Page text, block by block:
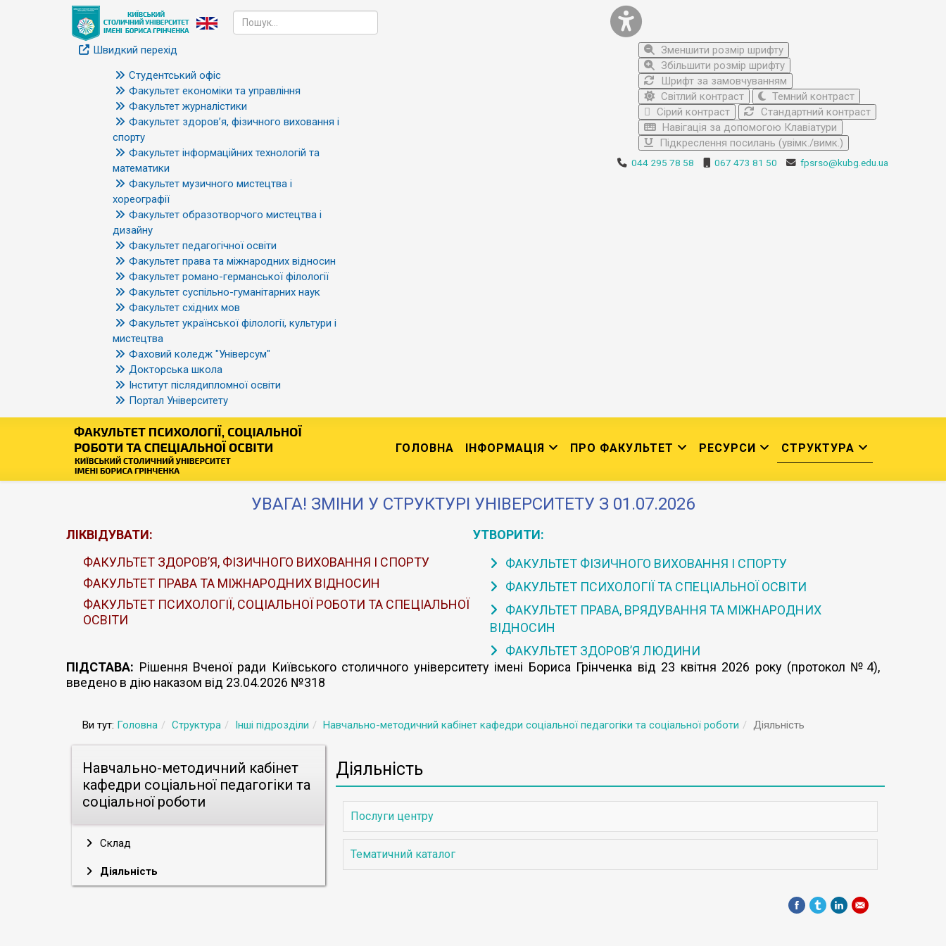
Швидкий перехід
Студентський офіс
Факультет економіки та управління
Факультет журналістики
Факультет здоров’я, фізичного виховання і
спорту
Факультет інформаційних технологій та
математики
Факультет музичного мистецтва і
хореографії
Факультет образотворчого мистецтва і
дизайну
Факультет педагогічної освіти
Факультет права та міжнародних відносин
Факультет романо-германської філології
Факультет суспільно-гуманітарних наук
Факультет східних мов
Факультет української філології, культури і
мистецтва
Фаховий коледж "Універсум"
Докторська школа
Інститут післядипломної освіти
Портал Університету
Зменшити розмір шрифту
Збільшити розмір шрифту
Шрифт за замовчуванням
Світлий контраст
Темний контраст
Сірий контраст
Стандартний контраст
Навігація за допомогою Клавіатури
Підкреслення посилань (увімк./вимк.)
044 295 78 58 067 473 81 50 fpsrso@kubg.edu.ua
ГОЛОВНА ІНФОРМАЦІЯ ПРО ФАКУЛЬТЕТ РЕСУРСИ СТРУКТУРА
УВАГА! ЗМІНИ У СТРУКТУРІ УНІВЕРСИТЕТУ З 01.07.2026
ЛІКВІДУВАТИ:
ФАКУЛЬТЕТ ЗДОРОВ’Я, ФІЗИЧНОГО ВИХОВАННЯ І СПОРТУ
ФАКУЛЬТЕТ ПРАВА ТА МІЖНАРОДНИХ ВІДНОСИН
ФАКУЛЬТЕТ ПСИХОЛОГІЇ, СОЦІАЛЬНОЇ РОБОТИ ТА СПЕЦІАЛЬНОЇ
ОСВІТИ
УТВОРИТИ:
ФАКУЛЬТЕТ ФІЗИЧНОГО ВИХОВАННЯ І СПОРТУ
ФАКУЛЬТЕТ ПСИХОЛОГІЇ ТА СПЕЦІАЛЬНОЇ ОСВІТИ
ФАКУЛЬТЕТ ПРАВА, ВРЯДУВАННЯ ТА МІЖНАРОДНИХ
ВІДНОСИН
ФАКУЛЬТЕТ ЗДОРОВ’Я ЛЮДИНИ
ПІДСТАВА: Рішення Вченої ради Київського столичного університету імені Бориса Грінченка від 23 квітня 2026 року (протокол №4),
введено в дію наказом від 23.04.2026 №318
Ви тут: Головна Структура Інші підрозділи Навчально-методичний кабінет кафедри соціальної педагогіки та соціальної роботи Діяльність
Навчально-методичний кабінет
кафедри соціальної педагогіки та
соціальної роботи
Склад
Діяльність
Діяльність
Послуги центру
Тематичний каталог